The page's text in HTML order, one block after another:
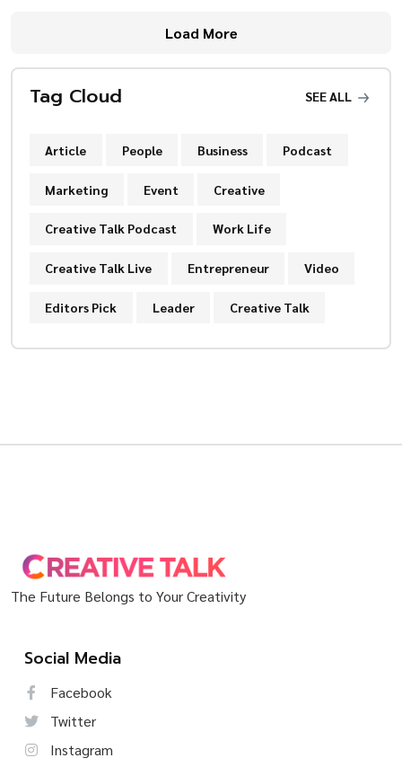
Load More
Tag Cloud SEE ALL
Article People Business Podcast
Marketing Event Creative
Creative Talk Podcast Work Life
Creative Talk Live Entrepreneur Video
Editors Pick Leader Creative Talk
The Future Belongs to Your Creativity
Social Media
Facebook
Twitter
Instagram